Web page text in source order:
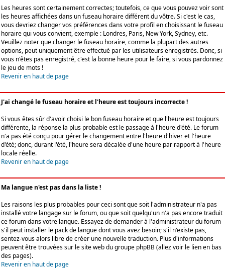
Les heures sont certainement correctes; toutefois, ce que vous pouvez voir sont
les heures affichées dans un fuseau horaire différent du vôtre. Si c'est le cas,
vous devriez changer vos préférences dans votre profil en choisissant le fuseau
horaire qui vous convient, exemple : Londres, Paris, New York, Sydney, etc.
Veuillez noter que changer le fuseau horaire, comme la plupart des autres
options, peut uniquement être effectué par les utilisateurs enregistrés. Donc, si
vous n'êtes pas enregistré, c'est la bonne heure pour le faire, si vous pardonnez
le jeu de mots !
Revenir en haut de page
J'ai changé le fuseau horaire et l'heure est toujours incorrecte !
Si vous êtes sûr d'avoir choisi le bon fuseau horaire et que l'heure est toujours
différente, la réponse la plus probable est le passage à l'heure d'été. Le forum
n'a pas été conçu pour gérer le changement entre l'heure d'hiver et l'heure
d'été; donc, durant l'été, l'heure sera décalée d'une heure par rapport à l'heure
locale réelle.
Revenir en haut de page
Ma langue n'est pas dans la liste !
Les raisons les plus probables pour ceci sont que soit l'administrateur n'a pas
installé votre langage sur le forum, ou que soit quelqu'un n'a pas encore traduit
ce forum dans votre langue. Essayez de demander à l'administrateur du forum
s'il peut installer le pack de langue dont vous avez besoin; s'il n'existe pas,
sentez-vous alors libre de créer une nouvelle traduction. Plus d'informations
peuvent être trouvées sur le site web du groupe phpBB (allez voir le lien en bas
des pages).
Revenir en haut de page